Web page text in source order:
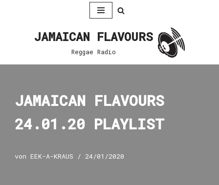
JAMAICAN FLAVOURS
Reggae Radio
JAMAICAN FLAVOURS
24.01.20 PLAYLIST
von EEK-A-KRAUS 24/01/2020